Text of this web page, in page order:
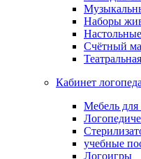
Наборы
Счётный
Кабинет логопеда
Мебель для
учебные
Логоигры